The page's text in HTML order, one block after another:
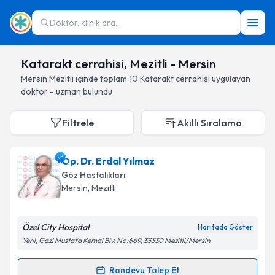
Doktor, klinik ara...
Katarakt cerrahisi, Mezitli - Mersin
Mersin Mezitli içinde toplam 10 Katarakt cerrahisi uygulayan
doktor - uzman bulundu
Filtrele Akıllı Sıralama
Op. Dr. Erdal Yılmaz
Göz Hastalıkları
Mersin, Mezitli
Özel City Hospital Haritada Göster
Yeni, Gazi Mustafa Kemal Blv. No:669, 33330 Mezitli/Mersin
Randevu Talep Et